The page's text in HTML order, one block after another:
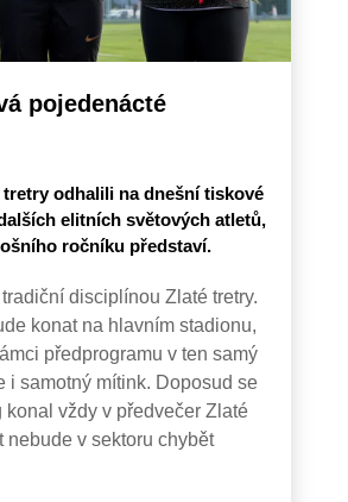
pojedenácté
odhalili na dnešní tiskové
elitních světových atletů,
ročníku představí.
disciplínou Zlaté tretry.
konat na hlavním stadionu,
předprogramu v ten samý
i samotný mítink. Doposud se
konal vždy v předvečer Zlaté
nebude v sektoru chybět